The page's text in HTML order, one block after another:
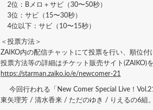
2位：Bメロ＋サビ（30〜50秒）
3位：サビ（15〜30秒）
4位以下：サビ（10〜15秒）
＜投票方法＞
ZAIKO内の配信チャットにて投票を行い、順位
投票方法等の詳細はチケット販売サイト(ZAIKO)
https://starman.zaiko.io/e/newcomer-21
今回行われる「New Comer Special Live！
東矢理芳 / 清水香来 / ただのゆき / りえるの6組